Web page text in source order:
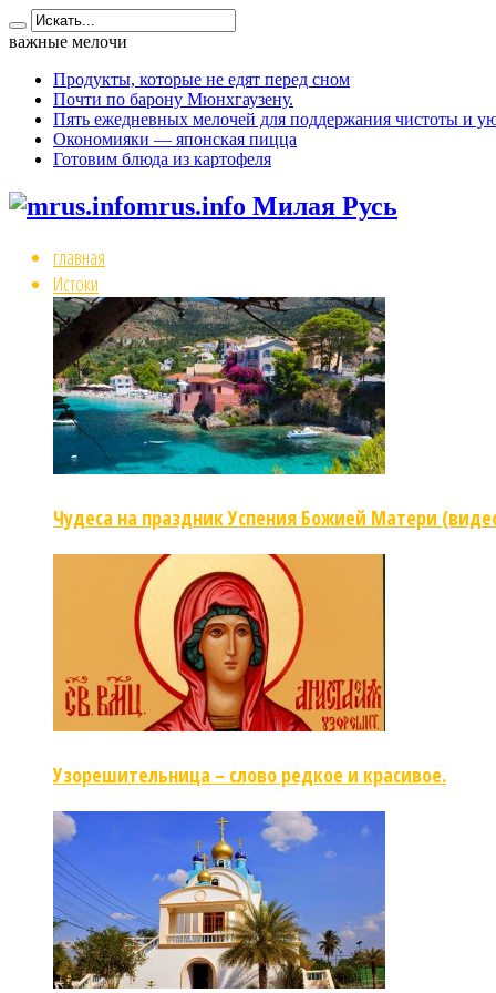
важные мелочи
Продукты, которые не едят перед сном
Почти по барону Мюнхгаузену.
Пять ежедневных мелочей для поддержания чистоты и
Окономияки — японская пицца
Готовим блюда из картофеля
mrus.info Милая Русь
главная
Истоки
Чудеса на праздник Успения Божией Матери
Узорешительница – слово редкое и красивое.